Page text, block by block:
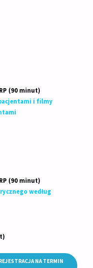
(90 minut)
i filmy
(90 minut)
według
NA TERMIN